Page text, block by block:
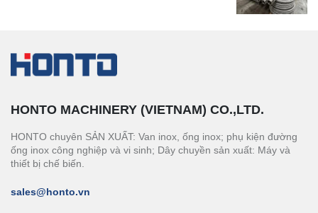
HONTO MACHINERY (VIETNAM) CO.,LTD.
HONTO chuyên SẢN XUẤT: Van inox, ống inox; phụ kiện đường
ống inox công nghiệp và vi sinh; Dây chuyền sản xuất: Máy và
thiết bị chế biến.
sales@honto.vn